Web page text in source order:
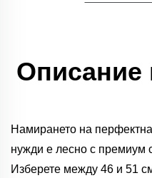
Описание
Намирането на
нужди е лесно с премиум
Изберете между 46 и 51